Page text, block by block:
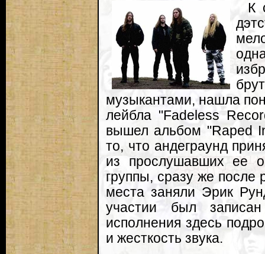
К
музыкантами, нашла
лейбла "Fadeless
вышел альбом "Raped
то, что андеграунд
из прослушавших ее
группы, сразу же
места заняли Эрик
участии был
исполнения здесь
и жесткость звука.